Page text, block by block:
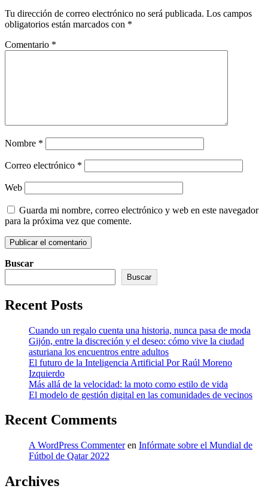
Tu dirección de correo electrónico no será publicada. Los campos
obligatorios están marcados con *
Comentario *
Nombre *
Correo electrónico *
Web
Guarda mi nombre, correo electrónico y web en este navegador
para la próxima vez que comente.
Buscar
Buscar
Recent Posts
Cuando un regalo cuenta una historia, nunca pasa de moda
Gijón, entre la discreción y el deseo: cómo vive la ciudad
asturiana los encuentros entre adultos
El futuro de la Inteligencia Artificial Por Raúl Moreno
Izquierdo
Más allá de la velocidad: la moto como estilo de vida
El modelo de gestión digital en las comunidades de vecinos
Recent Comments
A WordPress Commenteren Infórmate sobre el Mundial de
Fútbol de Qatar 2022
Archives